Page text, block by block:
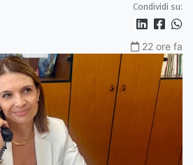
Condividi su:
22 ore fa